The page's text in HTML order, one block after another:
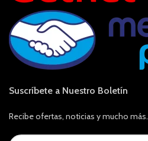
Suscríbete a Nuestro Boletín
Recibe ofertas, noticias y mucho más.